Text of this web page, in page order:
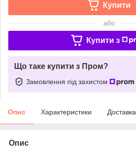
Купити
або
Купити з
Що таке купити з Пром?
Замовлення під захистом
Опис Характеристики Доставка
Опис